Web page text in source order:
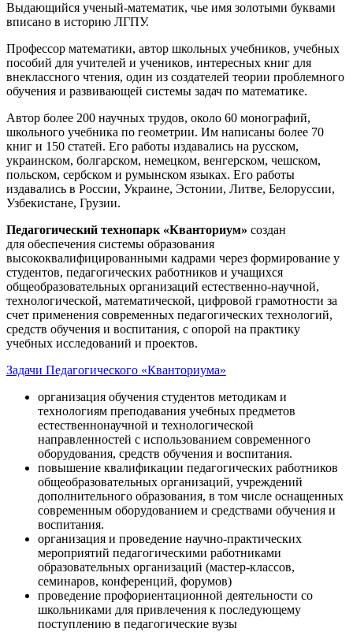
Выдающийся ученый-математик, чье имя золотыми буквами
вписано в историю ЛГПУ.
Профессор математики, автор школьных учебников, учебных
пособий для учителей и учеников, интересных книг для
внеклассного чтения, один из создателей теории проблемного
обучения и развивающей системы задач по математике.
Автор более 200 научных трудов, около 60 монографий,
школьного учебника по геометрии. Им написаны более 70
книг и 150 статей. Его работы издавались на русском,
украинском, болгарском, немецком, венгерском, чешском,
польском, сербском и румынском языках. Его работы
издавались в России, Украине, Эстонии, Литве, Белоруссии,
Узбекистане, Грузии.
Педагогический технопарк «Кванториум» создан
для обеспечения системы образования
высококвалифицированными кадрами через формирование у
студентов, педагогических работников и учащихся
общеобразовательных организаций естественно-научной,
технологической, математической, цифровой грамотности за
счет применения современных педагогических технологий,
средств обучения и воспитания, с опорой на практику
учебных исследований и проектов.
Задачи Педагогического «Кванториума»
организация обучения студентов методикам и
технологиям преподавания учебных предметов
естественнонаучной и технологической
направленностей с использованием современного
оборудования, средств обучения и воспитания.
повышение квалификации педагогических работников
общеобразовательных организаций, учреждений
дополнительного образования, в том числе оснащенных
современным оборудованием и средствами обучения и
воспитания.
организация и проведение научно-практических
мероприятий педагогическими работниками
образовательных организаций (мастер-классов,
семинаров, конференций, форумов)
проведение профориентационной деятельности со
школьниками для привлечения к последующему
поступлению в педагогические вузы